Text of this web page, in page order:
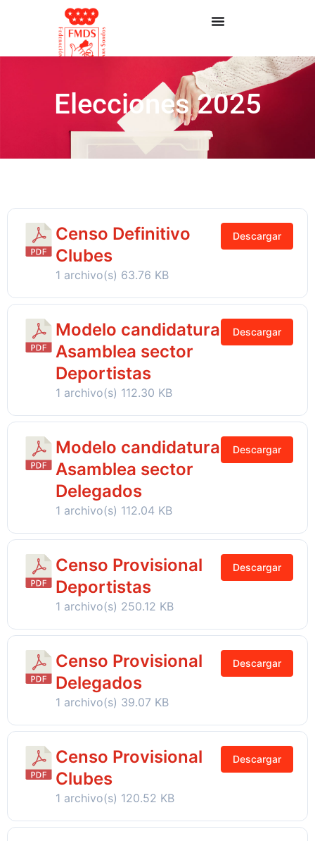
Elecciones 2025
Censo Definitivo
Clubes
1 archivo(s) 63.76 KB
Descargar
Modelo candidatura
Asamblea sector
Deportistas
1 archivo(s) 112.30 KB
Descargar
Modelo candidatura
Asamblea sector
Delegados
1 archivo(s) 112.04 KB
Descargar
Censo Provisional
Deportistas
1 archivo(s) 250.12 KB
Descargar
Censo Provisional
Delegados
1 archivo(s) 39.07 KB
Descargar
Censo Provisional
Clubes
1 archivo(s) 120.52 KB
Descargar